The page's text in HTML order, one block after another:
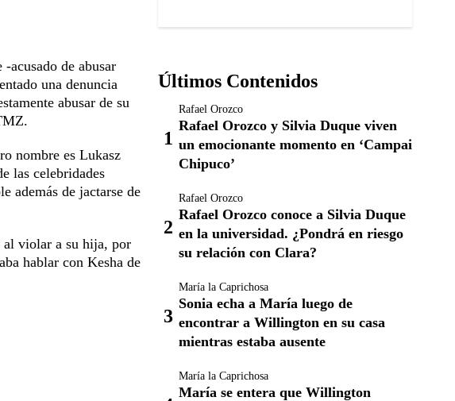
de abusar
una denuncia
abusar de su
nombre es Lukasz
las celebridades
además de jactarse de
al violar a su hija, por
hablar con Kesha de
Últimos Contenidos
Rafael Orozco
Rafael Orozco y Silvia Duque viven
un emocionante momento en ‘Campai
Chipuco’
Rafael Orozco
Rafael Orozco conoce a Silvia Duque
en la universidad. ¿Pondrá en riesgo
su relación con Clara?
María la Caprichosa
Sonia echa a María luego de
encontrar a Willington en su casa
mientras estaba ausente
María la Caprichosa
María se entera que Willington